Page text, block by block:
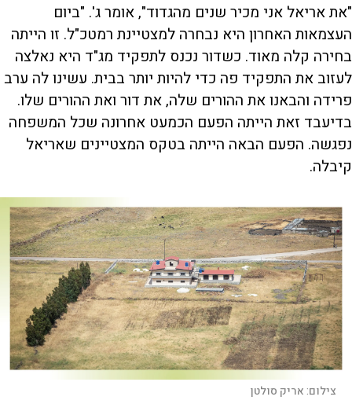
"את אריאל אני מכיר שנים מהגדוד", אומר ג'. "ביום
העצמאות האחרון היא נבחרה למצטיינת רמטכ"ל. זו הייתה
בחירה קלה מאוד. כשדור נכנס לתפקיד מג"ד היא נאלצה
לעזוב את התפקיד פה כדי להיות יותר בבית. עשינו לה ערב
פרידה והבאנו את ההורים שלה, את דור ואת ההורים שלו.
בדיעבד זאת הייתה הפעם הכמעט אחרונה שכל המשפחה
נפגשה. הפעם הבאה הייתה בטקס המצטיינים שאריאל
קיבלה.
צילום:אריק סולטן